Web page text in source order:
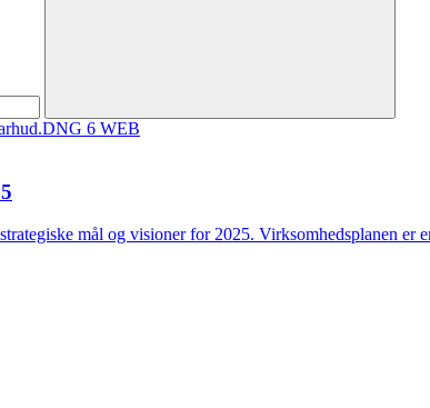
mål og visioner for 2025. Virksomhedsplanen er